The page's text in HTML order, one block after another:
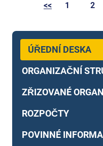
ÚŘEDNÍ DESKA
ORGANIZAČNÍ
ZŘIZOVANÉ
ROZPOČTY
POVINNÉ
<< 1 2